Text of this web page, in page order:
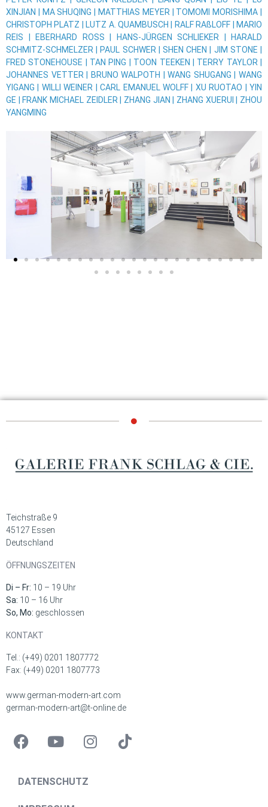
XINJIAN | MA SHUQING | MATTHIAS MEYER | TOMOMI MORISHIMA |
CHRISTOPH PLATZ | LUTZ A. QUAMBUSCH | RALF RAßLOFF | MARIO
REIS | EBERHARD ROSS | HANS-JÜRGEN SCHLIEKER | HARALD
SCHMITZ-SCHMELZER | PAUL SCHWER | SHEN CHEN | JIM STONE |
FRED STONEHOUSE | TAN PING | TOON TEEKEN | TERRY TAYLOR |
JOHANNES VETTER | BRUNO WALPOTH | WANG SHUGANG | WANG
YIGANG | WILLI WEINER | CARL EMANUEL WOLFF | XU RUOTAO | YIN
GE | FRANK MICHAEL ZEIDLER | ZHANG JIAN | ZHANG XUERUI | ZHOU
YANGMING
Teichstraße 9
45127 Essen
Deutschland
ÖFFNUNGSZEITEN
Di – Fr: 10 – 19 Uhr
Sa: 10 – 16 Uhr
So, Mo: geschlossen
KONTAKT
Tel.: (+49) 0201 1807772
Fax: (+49) 0201 1807773
www.german-modern-art.com
german-modern-art@t-online.de
DATENSCHUTZ